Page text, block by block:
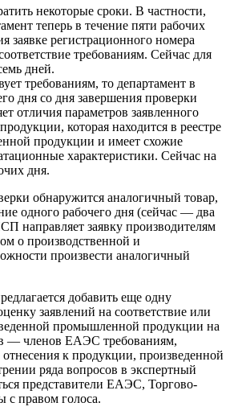
некоторые сроки. В частности,
теперь в течение пяти рабочих
заявке регистрационного номера
требованиям. Сейчас для
дней.
требованиям, то департамент в
дня со дня завершения проверки
отличия параметров заявленного
которая находится в реестре
продукции и имеет схожие
характеристики. Сейчас на
дня.
обнаружится аналогичный товар,
одного рабочего дня (сейчас — два
направляет заявку производителям
о производственной и
произвести аналогичный
добавить еще одну
заявлений на соответствие или
промышленной продукции на
— членов ЕАЭС требованиям,
к продукции, произведенной
ряда вопросов в экспертный
представители ЕАЭС, Торгово-
правом голоса.